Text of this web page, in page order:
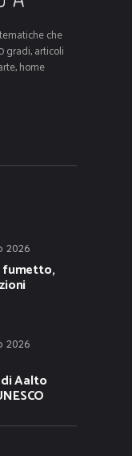
che
gradi, articoli
home
2026
fumetto,
2026
Aalto